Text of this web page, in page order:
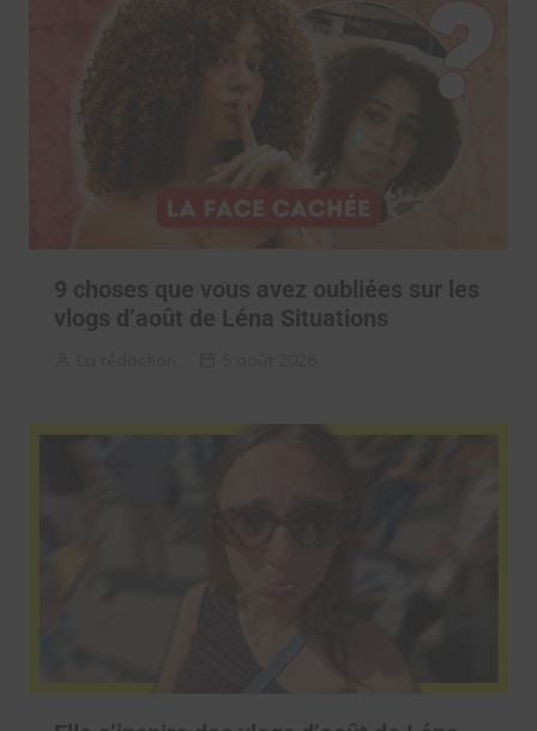
9 choses que vous avez oubliées sur les
vlogs d’août de Léna Situations